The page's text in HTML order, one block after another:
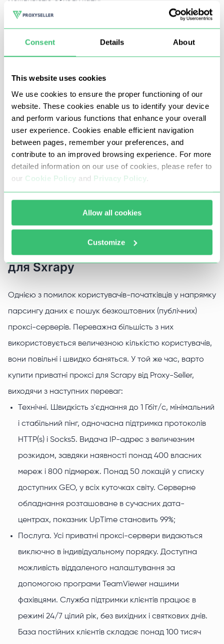
Consent Details About
This website uses cookies
We use cookies to ensure the proper functioning of our
website. These cookies enable us to identify your device
and perform various functions that enhance your overall
user experience. Cookies enable efficient navigation
between pages, remember your preferences, and
contribute to an improved browsing experience. For more
detailed information on our use of cookies, please refer to
our Cookie Policy and Privacy Policy
Allow all cookies
Customize
можливістю обходу капчі.
За своєю суттю, Scrapy - це фреймворк Python з
відкритим вихідним кодом, який діє як веб-краулер, що
дозволяє збирати дані за допомогою API (інтерфейс
прикладного програмування) в багатопотоковому
режимі.
Невід'ємною частиною його роботи є якісні
високошвидкісні проксі-сервери. Серед іншого, вони
забезпечують:
Збільшення швидкості вилучення даних;
Обхід алгоритмів безпеки, капчі;
Обходження обмежень провайдерів, регіональних
блокувань та заборон IP-адрес.
Переваги проксі від Proxy-Seller
для Sxrapy
Однією з помилок користувачів-початківців у напрямку
парсингу даних є пошук безкоштовних (публічних)
проксі-серверів. Переважна більшість з них
використовується величезною кількістю користувачів,
вони повільні і швидко баняться. У той же час, варто
купити приватні проксі для Scrapy від Proxy-Seller,
виходячи з наступних переваг:
Технічні. Швидкість з'єднання до 1 Гбіт/с, мінімальний
і стабільний пінг, одночасна підтримка протоколів
HTTP(s) і Socks5. Видача IP-адрес з величезним
розкидом, завдяки наявності понад 400 власних
мереж і 800 підмереж. Понад 50 локацій у списку
доступних GEO, у всіх куточках світу. Серверне
обладнання розташоване в сучасних дата-
центрах, показник UpTime становить 99%;
Послуга. Усі приватні проксі-сервери видаються
виключно в індивідуальному порядку. Доступна
можливість віддаленого налаштування за
допомогою програми TeamViewer нашими
фахівцями. Служба підтримки клієнтів працює в
режимі 24/7 цілий рік, без вихідних і святкових днів.
База постійних клієнтів складає понад 100 тисяч